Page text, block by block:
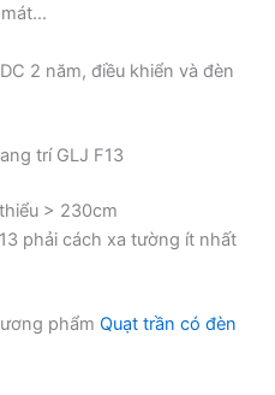
2 năm, điều khiển và đèn
trí GLJ F13
> 230cm
phải cách xa tường ít nhất
phẩm Quạt trần có đèn